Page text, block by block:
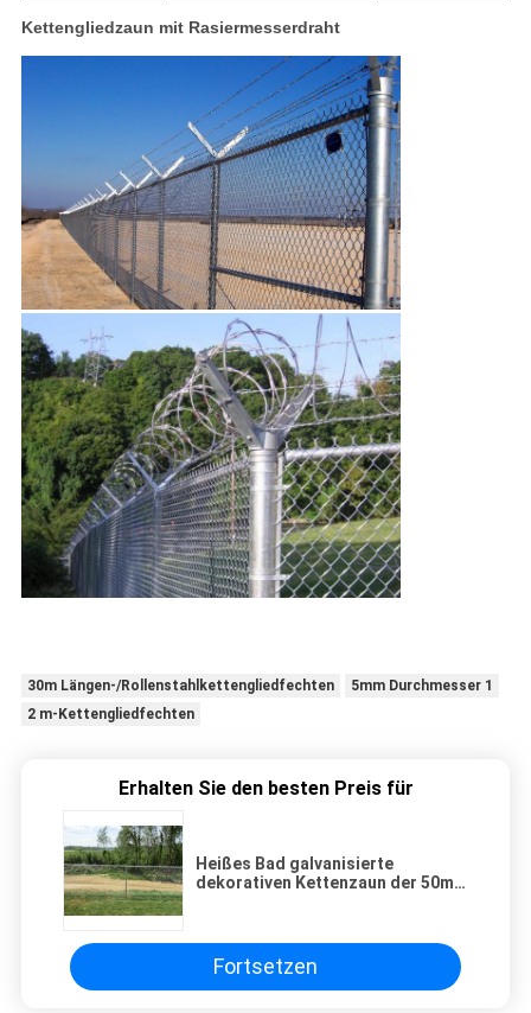
Kettengliedzaun mit Rasiermesserdraht
30m Längen-/Rollenstahlkettengliedfechten
5mm Durchmesser 1
2 m-Kettengliedfechten
Erhalten Sie den besten Preis für
Heißes Bad galvanisierte
dekorativen Kettenzaun der 50mm
Fortsetzen